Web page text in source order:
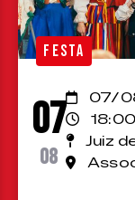
FESTA
07
08
07/
18:00
Juiz